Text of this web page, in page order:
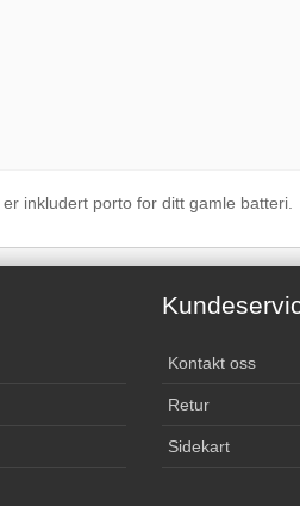
inkludert porto for ditt gamle batteri.
Kontakt oss
Retur
Sidekart